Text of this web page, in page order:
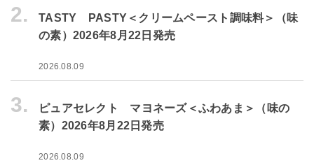
2.
TASTY PASTY＜クリームペースト調味料＞（味
の素）2026年8月22日発売
2026.08.09
3.
ピュアセレクト マヨネーズ＜ふわあま＞（味の
素）2026年8月22日発売
2026.08.09